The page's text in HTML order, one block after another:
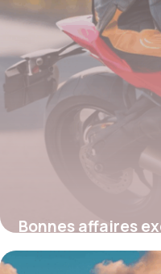
Bonnes affaires
Arai : où profiter